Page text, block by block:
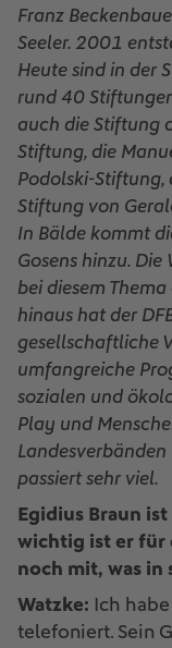
Franz
Seeler. 2001
Heute sind in der
rund 40
auch die Stiftung
Stiftung, die
Podolski-Stiftung,
Stiftung von
In Bälde kommt
Gosens hinzu.
bei diesem
hinaus hat der
gesellschaftliche
umfangreiche
sozialen und
Play und
passiert sehr viel.
Egidius Braun
wichtig ist er für
noch mit, was in
Watzke:
Ich
telefoniert. Sein